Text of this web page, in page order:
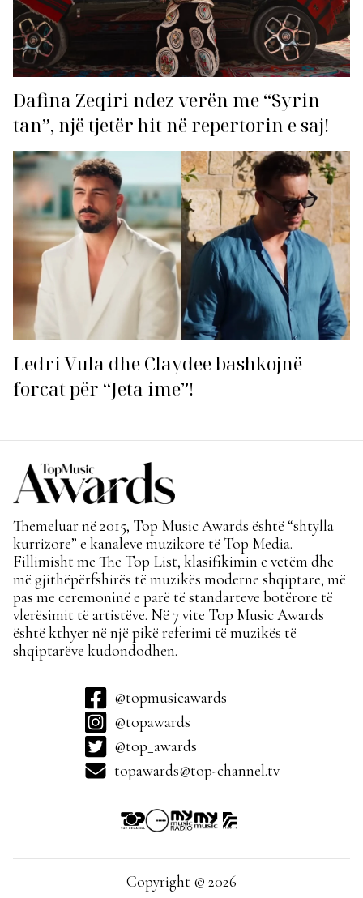
Dafina Zeqiri ndez verën me “Syrin
tan”, një tjetër hit në repertorin e saj!
Ledri Vula dhe Claydee bashkojnë
forcat për “Jeta ime”!
Themeluar në 2015, Top Music Awards është “shtylla
kurrizore” e kanaleve muzikore të Top Media.
Fillimisht me The Top List, klasifikimin e vetëm dhe
më gjithëpërfshirës të muzikës moderne shqiptare, më
pas me ceremoninë e parë të standarteve botërore të
vlerësimit të artistëve. Në 7 vite Top Music Awards
është kthyer në një pikë referimi të muzikës të
shqiptarëve kudondodhen.
@topmusicawards
@topawards
@top_awards
topawards@top-channel.tv
Copyright © 2026